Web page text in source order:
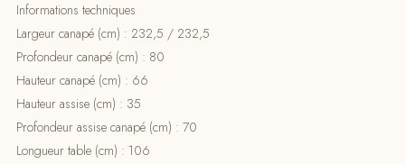
Informations techniques
Largeur canapé (cm) : 232,5 / 232,5
Profondeur canapé (cm) : 80
Hauteur canapé (cm) : 66
Hauteur assise (cm) : 35
Profondeur assise canapé (cm) : 70
Longueur table (cm) : 106